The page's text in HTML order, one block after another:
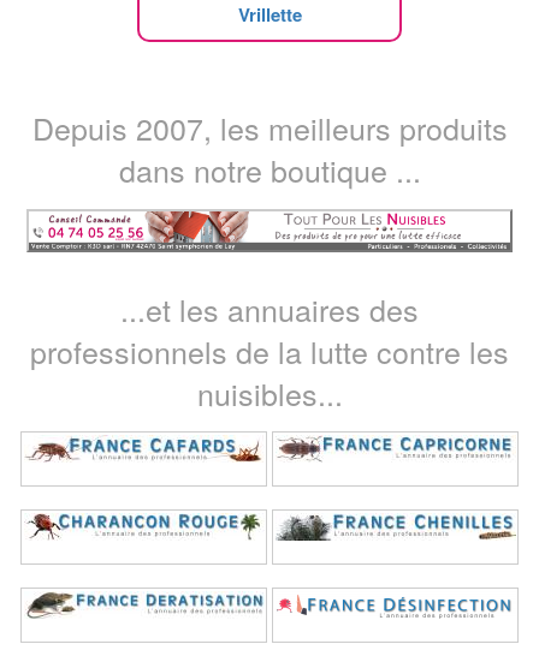
Vrillette
Depuis 2007, les meilleurs produits
dans notre boutique ...
...et les annuaires des
professionnels de la lutte contre les
nuisibles...